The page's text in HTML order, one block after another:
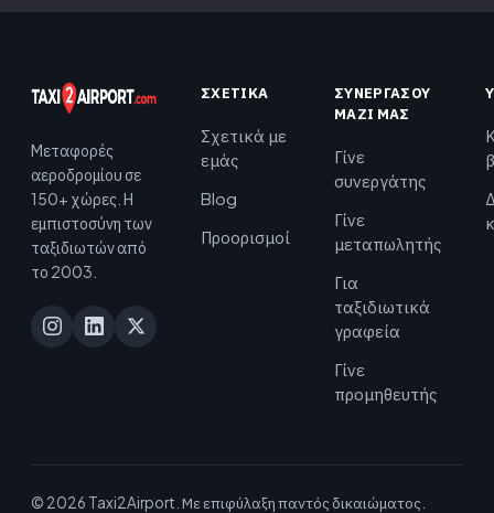
Μεταφορές
αεροδρομίου σε
150+ χώρες. Η
εμπιστοσύνη των
ταξιδιωτών από
το 2003.
ΣΧΕΤΙΚΆ
Σχετικά με
εμάς
Blog
Προορισμοί
ΣΥΝΕΡΓΆΣΟΥ
ΜΑΖΊ ΜΑΣ
Γίνε
συνεργάτης
Γίνε
μεταπωλητής
Για
ταξιδιωτικά
γραφεία
Γίνε
προμηθευτής
© 2026 Taxi2Airport. Με επιφύλαξη παντός δικαιώματος.